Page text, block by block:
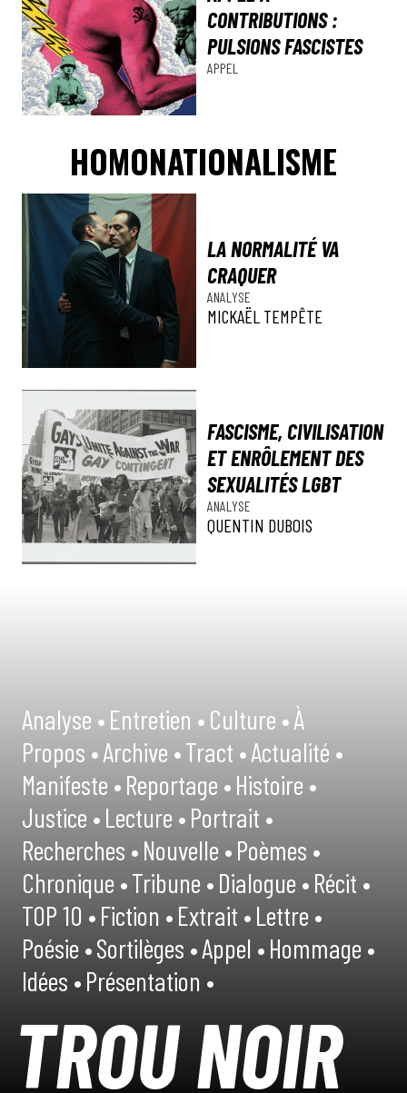
CONTRIBUTIONS :
PULSIONS FASCISTES
APPEL
HOMONATIONALISME
LA NORMALITÉ VA
CRAQUER
ANALYSE
MICKAËL TEMPÊTE
FASCISME, CIVILISATION
ET ENRÔLEMENT DES
SEXUALITÉS LGBT
ANALYSE
QUENTIN DUBOIS
Analyse •Entretien •Culture •À
Propos •Archive •Tract •Actualité •
Manifeste •Reportage •Histoire •
Justice •Lecture •Portrait •
Recherches •Nouvelle •Poèmes •
Chronique •Tribune •Dialogue •Récit •
TOP 10 •Fiction •Extrait •Lettre •
Poésie •Sortilèges •Appel •Hommage •
Idées •Présentation •
TROU NOIR